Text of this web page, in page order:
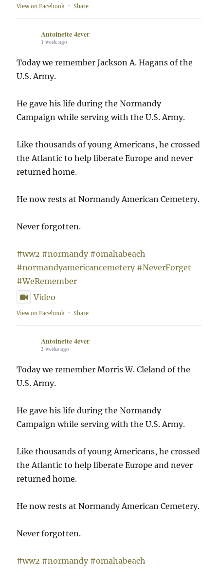
View on Facebook · Share
Antoinette 4ever
1 week ago
Today we remember Jackson A. Hagans of the
U.S. Army.
He gave his life during the Normandy
Campaign while serving with the U.S. Army.
Like thousands of young Americans, he crossed
the Atlantic to help liberate Europe and never
returned home.
He now rests at Normandy American Cemetery.
Never forgotten.
#ww2 #normandy #omahabeach
#normandyamericancemetery #NeverForget
#WeRemember
Video
View on Facebook · Share
Antoinette 4ever
2 weeks ago
Today we remember Morris W. Cleland of the
U.S. Army.
He gave his life during the Normandy
Campaign while serving with the U.S. Army.
Like thousands of young Americans, he crossed
the Atlantic to help liberate Europe and never
returned home.
He now rests at Normandy American Cemetery.
Never forgotten.
#ww2 #normandy #omahabeach